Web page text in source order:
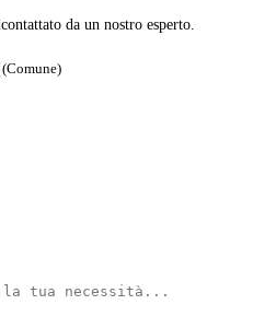
da un nostro esperto.